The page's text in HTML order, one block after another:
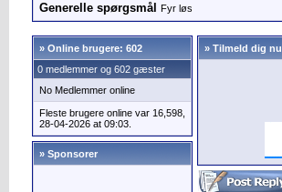
Generelle spørgsmål Fyr løs
» Online brugere: 602
0 medlemmer og 602 gæster
No Medlemmer online
Fleste brugere online var 16,598,
28-04-2026 at 09:03.
» Sponsorer
» Tilmeld dig nu